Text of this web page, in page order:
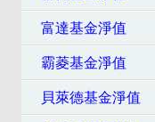
富達基金淨值
霸菱基金淨值
貝萊德基金淨值